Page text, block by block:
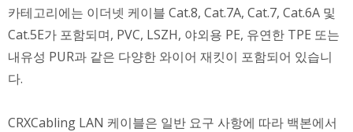
카테고리에는 이더넷 케이블 Cat.8, Cat.7A, Cat.7, Cat.6A 및
Cat.5E가 포함되며, PVC, LSZH, 야외용 PE, 유연한 TPE 또는
내유성 PUR과 같은 다양한 와이어 재킷이 포함되어 있습니
다.
CRXCabling LAN 케이블은 일반 요구 사항에 따라 백본에서